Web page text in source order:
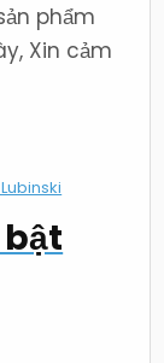
phẩm
Xin cảm